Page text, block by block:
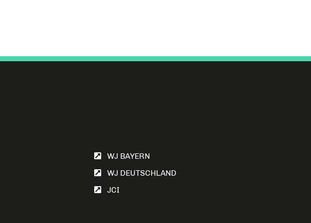
WJ BAYERN
WJ DEUTSCHLAND
JCI